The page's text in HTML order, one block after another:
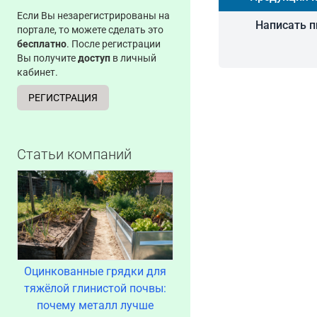
Если Вы незарегистрированы на
портале, то можете сделать это
бесплатно. После регистрации
Вы получитедоступ в личный
кабинет.
РЕГИСТРАЦИЯ
Статьи компаний
Оцинкованные грядки для
тяжёлой глинистой почвы:
почему металл лучше
Написать